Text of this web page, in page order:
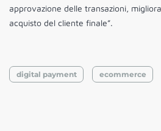
approvazione delle transazioni,
acquisto del cliente finale”.
digital payment ecommerce